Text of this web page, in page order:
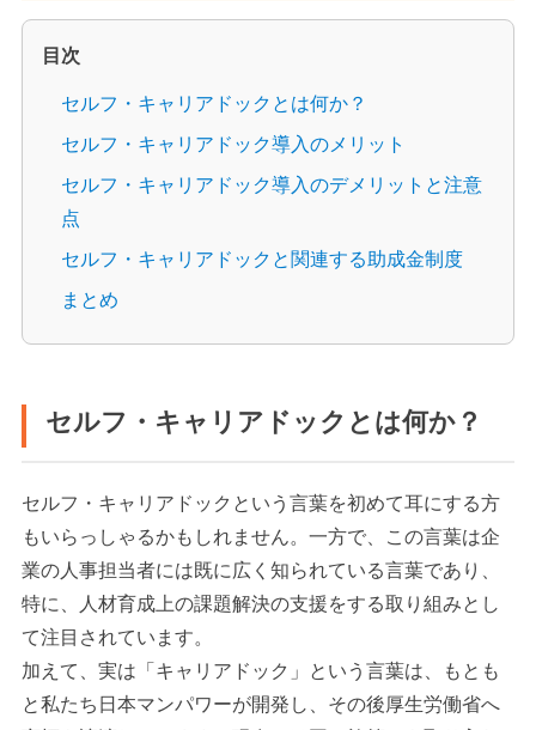
目次
セルフ・キャリアドックとは何か？
セルフ・キャリアドック導入のメリット
セルフ・キャリアドック導入のデメリットと注意
点
セルフ・キャリアドックと関連する助成金制度
まとめ
セルフ・キャリアドックとは何か？
セルフ・キャリアドックという言葉を初めて耳にする方
もいらっしゃるかもしれません。一方で、この言葉は企
業の人事担当者には既に広く知られている言葉であり、
特に、人材育成上の課題解決の支援をする取り組みとし
て注目されています。
加えて、実は「キャリアドック」という言葉は、もとも
と私たち日本マンパワーが開発し、その後厚生労働省へ